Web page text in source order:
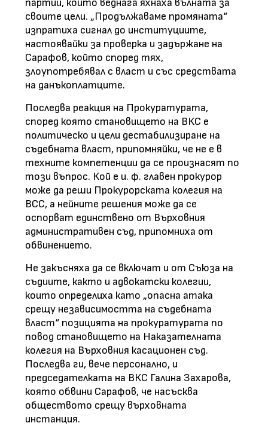
своите цели. „Продължаваме промяната“
изпратиха сигнал до институциите,
настоявайки за проверка и задържане на
Сарафов, който според тях,
злоупотребявал с власт и със средствата
на данъкоплатците.
Последва реакция на Прокуратурата,
според която становището на ВКС е
политическо и цели дестабилизиране на
съдебната власт, припомняйки, че не е в
техните компетенции да се произнасят по
този въпрос. Кой е и. ф. главен прокурор
може да реши Прокурорската колегия на
ВСС, а нейните решения може да се
оспорват единствено от Върховния
административен съд, припомниха от
обвинението.
Не закъсняха да се включат и от Съюза на
съдиите, както и адвокатски колегии,
които определиха като „опасна атака
срещу независимостта на съдебната
власт“ позицията на прокуратурата по
повод становището на Наказателната
колегия на Върховния касационен съд.
Последва ги, вече персонално, и
председателката на ВКС Галина Захарова,
която обвини Сарафов, че насъсква
обществото срещу върховната
инстанция.